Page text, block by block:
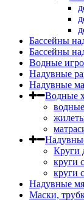
Бассейны
Бассейны
Водные
Надувные
Надувные
Водные
Круги
круги
круги
Надувные
Маски,